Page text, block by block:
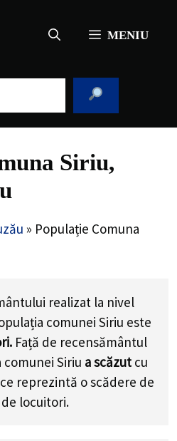
MENIU
Siriu,
» Populație Comuna
realizat la nivel
comunei Siriu este
Față de recensământul
comunei Siriu a scăzut cu
reprezintă o scădere de
locuitori.